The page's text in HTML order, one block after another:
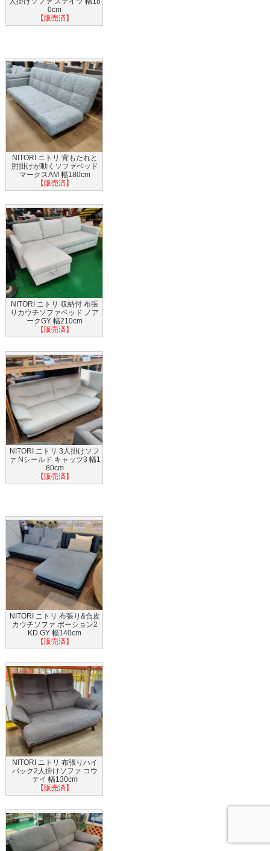
0cm
【販売済】
NITORI ニトリ 背もたれと
肘掛けが動くソファベッド
マークスAM 幅180cm
【販売済】
NITORI ニトリ 収納付 布張
りカウチソファベッド ノア
ークGY 幅210cm
【販売済】
NITORI ニトリ 3人掛けソフ
ァ Nシールド キャッツ3 幅1
80cm
【販売済】
NITORI ニトリ 布張り&合皮
カウチソファ ポーション2
KD GY 幅140cm
【販売済】
NITORI ニトリ 布張りハイ
バック2人掛けソファ コウ
テイ 幅130cm
【販売済】